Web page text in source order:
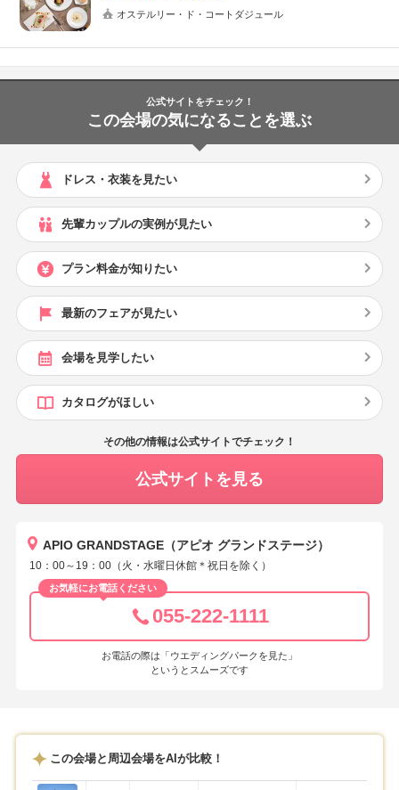
オステルリー・ド・コートダジュール
公式サイトをチェック！
この会場の気になることを選ぶ
ドレス・衣装を見たい
先輩カップルの実例が見たい
プラン料金が知りたい
最新のフェアが見たい
会場を見学したい
カタログがほしい
その他の情報は公式サイトでチェック！
公式サイトを見る
APIO GRANDSTAGE（アピオ グランドステージ）
10：00～19：00（火・水曜日休館＊祝日を除く）
お気軽にお電話ください
055-222-1111
お電話の際は「ウエディングパークを見た」
というとスムーズです
この会場と周辺会場をAIが比較！